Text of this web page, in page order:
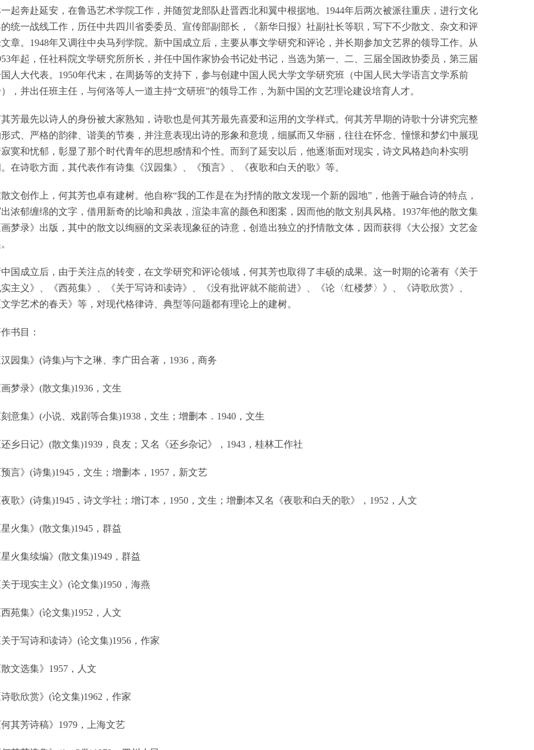
起奔赴延安，在鲁迅艺术学院工作，并随贺龙部队赴晋西北和翼中根据地。1944年后两次被派往重庆，进行文化
统一战线工作，历任中共四川省委委员、宣传部副部长，《新华日报》社副社长等职，写下不少散文、杂文和评
章。1948年又调往中央马列学院。新中国成立后，主要从事文学研究和评论，并长期参加文艺界的领导工作。从
年起，任社科院文学研究所所长，并任中国作家协会书记处书记，当选为第一、二、三届全国政协委员，第三届
人大代表。1950年代末，在周扬等的支持下，参与创建中国人民大学文学研究班（中国人民大学语言文学系前
，并出任班主任，与何洛等人一道主持“文研班”的领导工作，为新中国的文艺理论建设培育人才。
芳最先以诗人的身份被大家熟知，诗歌也是何其芳最先喜爱和运用的文学样式。何其芳早期的诗歌十分讲究完整
式、严格的韵律、谐美的节奏，并注意表现出诗的形象和意境，细腻而又华丽，往往在怀念、憧憬和梦幻中展现
寞和忧郁，彰显了那个时代青年的思想感情和个性。而到了延安以后，他逐渐面对现实，诗文风格趋向朴实明
在诗歌方面，其代表作有诗集《汉园集》、《预言》、《夜歌和白天的歌》等。
文创作上，何其芳也卓有建树。他自称“我的工作是在为抒情的散文发现一个新的园地”，他善于融合诗的特点，
浓郁缠绵的文字，借用新奇的比喻和典故，渲染丰富的颜色和图案，因而他的散文别具风格。1937年他的散文集
梦录》出版，其中的散文以绚丽的文采表现象征的诗意，创造出独立的抒情散文体，因而获得《大公报》文艺金
国成立后，由于关注点的转变，在文学研究和评论领域，何其芳也取得了丰硕的成果。这一时期的论著有《关于
主义》、《西苑集》、《关于写诗和读诗》、《没有批评就不能前进》、《论〈红楼梦〉》、《诗歌欣赏》、
学艺术的春天》等，对现代格律诗、典型等问题都有理论上的建树。
书目：
园集》(诗集)与卞之琳、李广田合著，1936，商务
梦录》(散文集)1936，文生
意集》(小说、戏剧等合集)1938，文生；增删本．1940，文生
乡日记》(散文集)1939，良友；又名《还乡杂记》，1943，桂林工作社
言》(诗集)1945，文生；增删本，1957，新文艺
歌》(诗集)1945，诗文学社；增订本，1950，文生；增删本又名《夜歌和白天的歌》，1952，人文
火集》(散文集)1945，群益
火集续编》(散文集)1949，群益
于现实主义》(论文集)1950，海燕
苑集》(论文集)1952，人文
于写诗和读诗》(论文集)1956，作家
文选集》1957，人文
歌欣赏》(论文集)1962，作家
其芳诗稿》1979，上海文艺